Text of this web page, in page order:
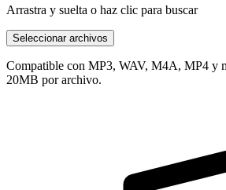
Arrastra y suelta o haz clic para buscar
Seleccionar archivos
Compatible con MP3, WAV, M4A, MP4 y
20MB por archivo.